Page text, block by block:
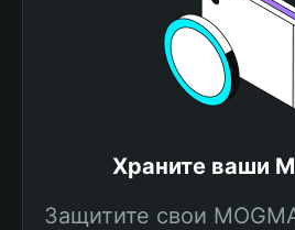
Храните ваши
Защитите свои